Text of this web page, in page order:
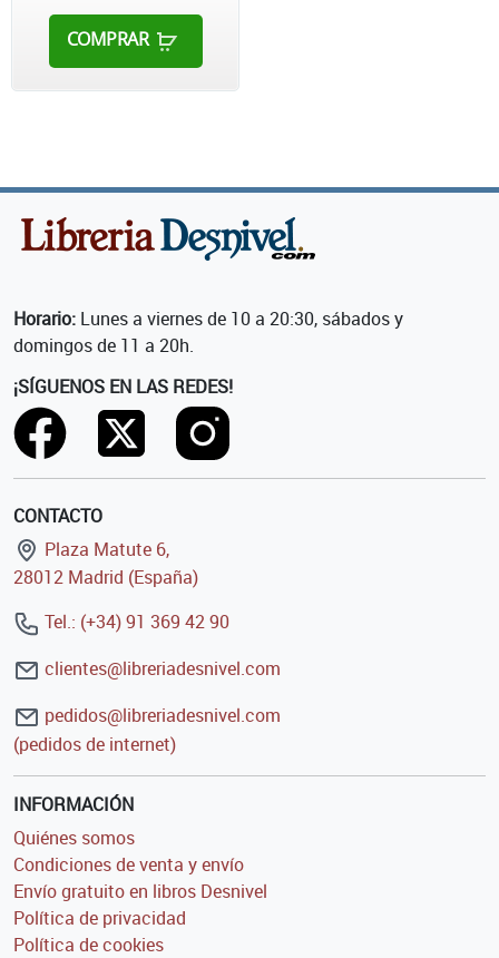
COMPRAR
Horario: Lunes a viernes de 10 a 20:30, sábados y
domingos de 11 a 20h.
¡SÍGUENOS EN LAS REDES!
CONTACTO
Plaza Matute 6,
28012 Madrid (España)
Tel.: (+34) 91 369 42 90
clientes@libreriadesnivel.com
pedidos@libreriadesnivel.com
(pedidos de internet)
INFORMACIÓN
Quiénes somos
Condiciones de venta y envío
Envío gratuito en libros Desnivel
Política de privacidad
Política de cookies